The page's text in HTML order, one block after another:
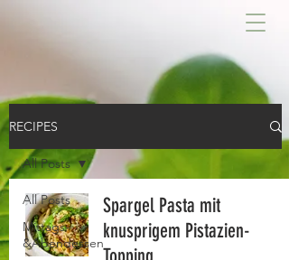
RECIPES
All Posts
Mittags-
&Abendessen
All Posts
Spargel Pasta mit
knusprigem Pistazien-